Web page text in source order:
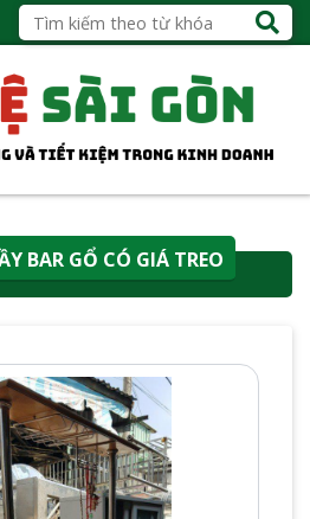
BAR GỔ CÓ GIÁ TREO